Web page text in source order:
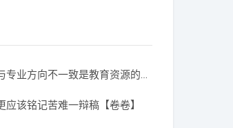
毕业生就业岗位与专业方向不一致是教育资源的浪费一辩稿【卷卷】
该铭记苦难一辩稿【卷卷】